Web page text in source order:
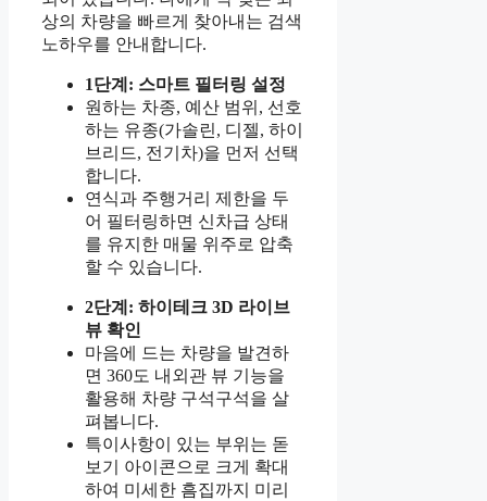
상의 차량을 빠르게 찾아내는 검색
노하우를 안내합니다.
1단계: 스마트 필터링 설정
원하는 차종, 예산 범위, 선호
하는 유종(가솔린, 디젤, 하이
브리드, 전기차)을 먼저 선택
합니다.
연식과 주행거리 제한을 두
어 필터링하면 신차급 상태
를 유지한 매물 위주로 압축
할 수 있습니다.
2단계: 하이테크 3D 라이브
뷰 확인
마음에 드는 차량을 발견하
면 360도 내외관 뷰 기능을
활용해 차량 구석구석을 살
펴봅니다.
특이사항이 있는 부위는 돋
보기 아이콘으로 크게 확대
하여 미세한 흠집까지 미리